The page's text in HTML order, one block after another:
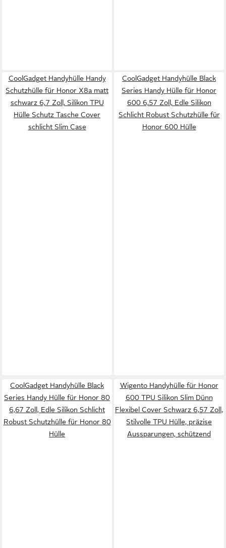
CoolGadget Handyhülle Handy
Schutzhülle für Honor X8a matt
schwarz 6,7 Zoll, Silikon TPU
Hülle Schutz Tasche Cover
schlicht Slim Case
CoolGadget Handyhülle Black
Series Handy Hülle für Honor
600 6,57 Zoll, Edle Silikon
Schlicht Robust Schutzhülle für
Honor 600 Hülle
CoolGadget Handyhülle Black
Series Handy Hülle für Honor 80
6,67 Zoll, Edle Silikon Schlicht
Robust Schutzhülle für Honor 80
Hülle
Wigento Handyhülle für Honor
600 TPU Silikon Slim Dünn
Flexibel Cover Schwarz 6,57 Zoll,
Stilvolle TPU Hülle, präzise
Aussparungen, schützend